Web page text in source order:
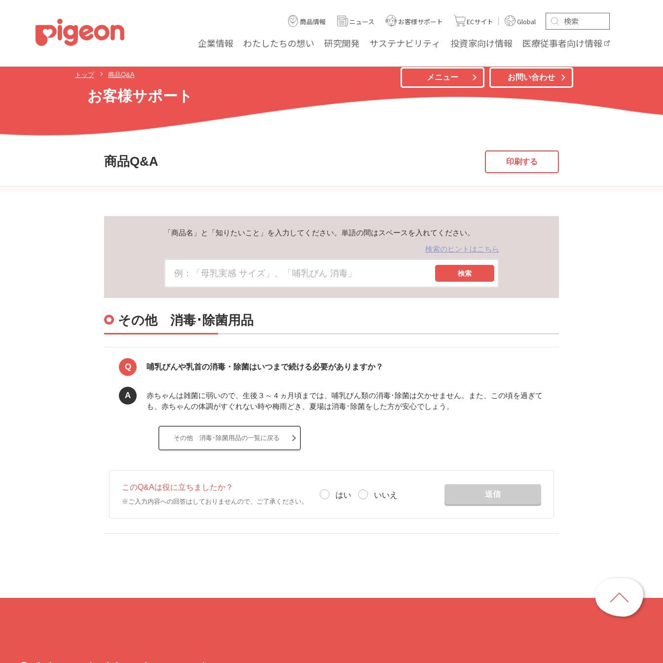
企業情報 わたしたちの想い 研究開発 サステナビリティ 投資家向け情報 医療従事者向け情報
商品情報 ニュース お客様サポート ECサイト Global
トップ 商品Q&A
お客様サポート
メニュー お問い合わせ
商品Q&A 印刷する
「商品名」と「知りたいこと」を入力してください。単語の間はスペースを入れてください。
検索のヒントはこちら
検索
その他 消毒･除菌用品
Q 哺乳びんや乳首の消毒・除菌はいつまで続ける必要がありますか？
A
赤ちゃんは雑菌に弱いので、生後３～４ヵ月頃までは、哺乳びん類の消毒･除菌は欠かせません。また、この頃を過ぎて
も、赤ちゃんの体調がすぐれない時や梅雨どき、夏場は消毒･除菌をした方が安心でしょう。
その他 消毒･除菌用品の一覧に戻る
このQ&Aは役に立ちましたか？
※ご入力内容への回答はしておりませんので、ご了承ください。
はい いいえ 送信
ジ